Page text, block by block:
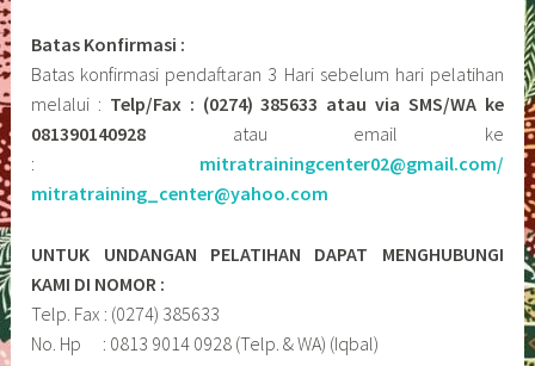
Batas Konfirmasi :
Batas konfirmasi pendaftaran 3 Hari sebelum hari pelatihan
melalui : Telp/Fax : (0274) 385633 atau via SMS/WA ke
081390140928 atau email ke
:
mitratrainingcenter02@gmail.com/
mitratraining_center@yahoo.com
UNTUK UNDANGAN PELATIHAN DAPAT MENGHUBUNGI
KAMI DI NOMOR :
Telp. Fax : (0274) 385633
No. Hp : 0813 9014 0928 (Telp. & WA) (Iqbal)